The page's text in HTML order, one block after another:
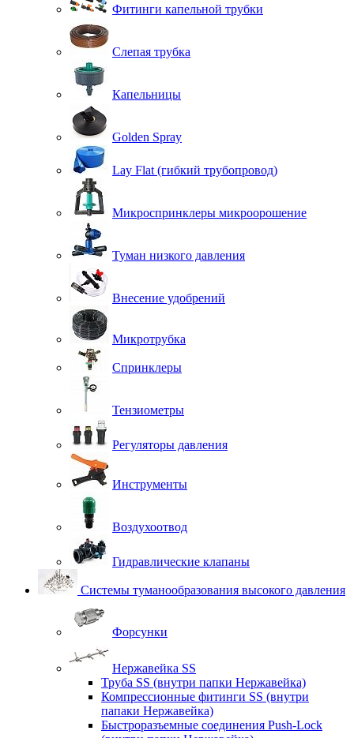
Фитинги капельной трубки
Слепая трубка
Капельницы
Golden Spray
Lay Flat (гибкий трубопровод)
Микроспринклеры микроорошение
Туман низкого давления
Внесение удобрений
Микротрубка
Спринклеры
Тензиометры
Регуляторы давления
Инструменты
Воздухоотвод
Гидравлические клапаны
Системы туманообразования высокого давления
Форсунки
Нержавейка SS
Труба SS (внутри папки Нержавейка)
Компрессионные фитинги SS (внутри
папаки Нержавейка)
Быстроразъемные соединения Push-Lock